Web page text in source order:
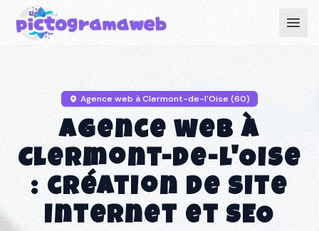
Agence web àClermont-de-l'Oise (60)
Agence web à
Clermont-de-l'Oise
: création de site
internet et SEO